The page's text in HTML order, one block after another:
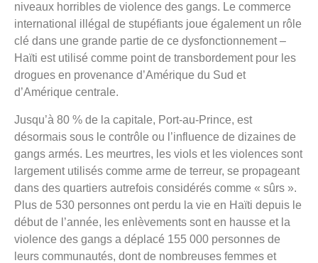
niveaux horribles de violence des gangs. Le commerce
international illégal de stupéfiants joue également un rôle
clé dans une grande partie de ce dysfonctionnement – ​​
Haïti est utilisé comme point de transbordement pour les
drogues en provenance d’Amérique du Sud et
d’Amérique centrale.
Jusqu’à 80 % de la capitale, Port-au-Prince, est
désormais sous le contrôle ou l’influence de dizaines de
gangs armés. Les meurtres, les viols et les violences sont
largement utilisés comme arme de terreur, se propageant
dans des quartiers autrefois considérés comme « sûrs ».
Plus de 530 personnes ont perdu la vie en Haïti depuis le
début de l’année, les enlèvements sont en hausse et la
violence des gangs a déplacé 155 000 personnes de
leurs communautés, dont de nombreuses femmes et